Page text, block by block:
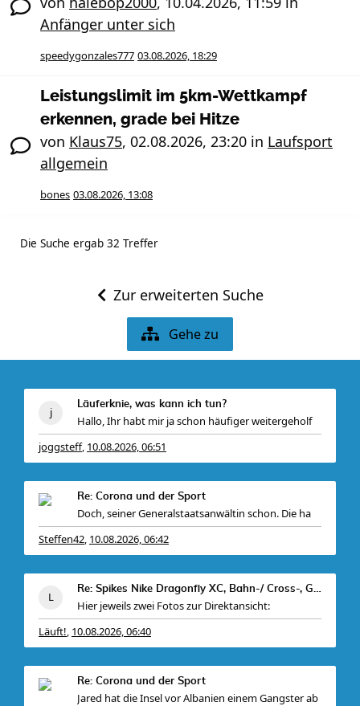
Anfänger unter sich
speedygonzales777 03.08.2026, 18:29
Leistungslimit im 5km-Wettkampf
erkennen, grade bei Hitze
von Klaus75, 02.08.2026, 23:20 in Laufsport
allgemein
bones 03.08.2026, 13:08
Die Suche ergab 32 Treffer
Zur erweiterten Suche
Gehe zu
Läuferknie, was kann ich tun?
Hallo, Ihr habt mir ja schon häufiger weitergeholf
joggsteff, 10.08.2026, 06:51
Re: Corona und der Sport
Doch, seiner Generalstaatsanwältin schon. Die ha
Steffen42, 10.08.2026, 06:42
Hier jeweils zwei Fotos zur Direktansicht:
Läuft!, 10.08.2026, 06:40
Re: Corona und der Sport
Jared hat die Insel vor Albanien einem Gangster ab